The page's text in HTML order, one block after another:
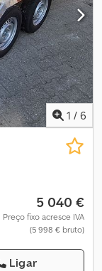
1 / 6
5 040 €
Preço fixo acresce IVA
(5 998 € bruto)
Ligar